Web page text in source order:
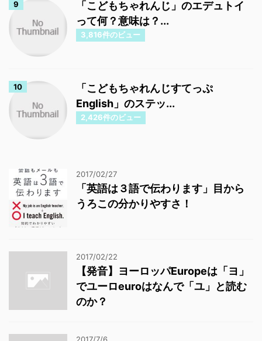
「こどもちゃれんじ」のエデュトイ
って何？意味は？...
3,816件のビュー
「こどもちゃれんじすてっぷ
English」のステッ...
2,426件のビュー
2017/02/27
「英語は３語で伝わります」目から
うろこの分かりやすさ！
2017/02/22
【発音】ヨーロッパEuropeは「ヨ」
でユーロeuroはなんで「ユ」と読む
のか？